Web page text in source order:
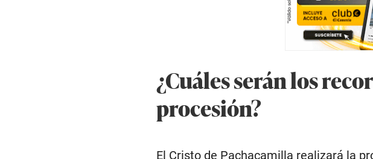
¿Cuáles serán los
procesión?
El Cristo de Pachacamilla realizará la